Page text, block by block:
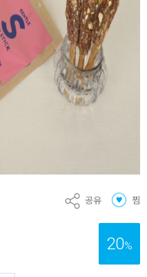
공유 찜
20%